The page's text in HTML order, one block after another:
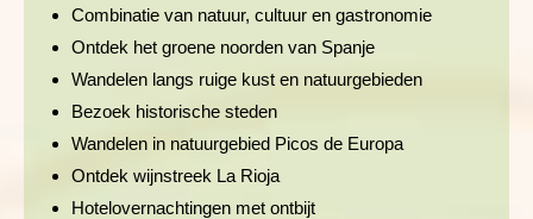
Combinatie van natuur, cultuur en gastronomie
Ontdek het groene noorden van Spanje
Wandelen langs ruige kust en natuurgebieden
Bezoek historische steden
Wandelen in natuurgebied Picos de Europa
Ontdek wijnstreek La Rioja
Hotelovernachtingen met ontbijt